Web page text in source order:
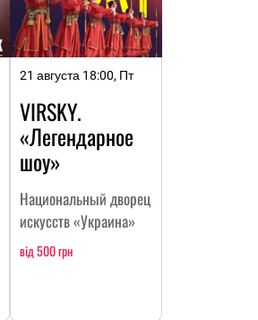
21 августа 18:00, Пт
VIRSKY.
«Легендарное
шоу»
Национальный дворец
искусств «Украина»
від 500 грн